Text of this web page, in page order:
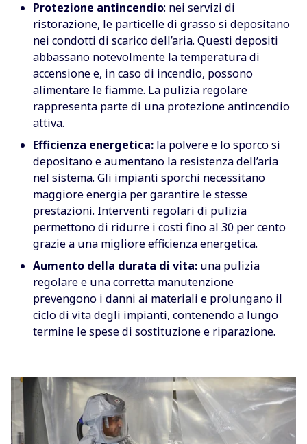
Protezione antincendio: nei servizi di
ristorazione, le particelle di grasso si depositano
nei condotti di scarico dell’aria. Questi depositi
abbassano notevolmente la temperatura di
accensione e, in caso di incendio, possono
alimentare le fiamme. La pulizia regolare
rappresenta parte di una protezione antincendio
attiva.
Efficienza energetica: la polvere e lo sporco si
depositano e aumentano la resistenza dell’aria
nel sistema. Gli impianti sporchi necessitano
maggiore energia per garantire le stesse
prestazioni. Interventi regolari di pulizia
permettono di ridurre i costi fino al 30 per cento
grazie a una migliore efficienza energetica.
Aumento della durata di vita: una pulizia
regolare e una corretta manutenzione
prevengono i danni ai materiali e prolungano il
ciclo di vita degli impianti, contenendo a lungo
termine le spese di sostituzione e riparazione.